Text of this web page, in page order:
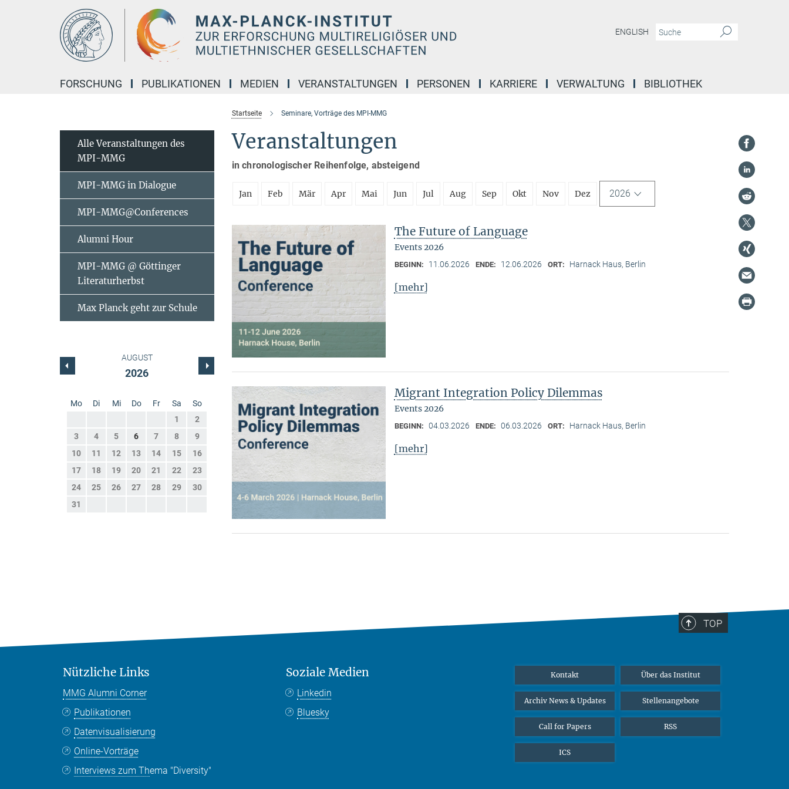
ENGLISH
FORSCHUNG PUBLIKATIONEN MEDIEN VERANSTALTUNGEN PERSONEN KARRIERE VERWALTUNG BIBLIOTHEK
Startseite Seminare, Vorträge des MPI-MMG
Veranstaltungen
in chronologischer Reihenfolge, absteigend
Jan Feb Mär Apr Mai Jun Jul Aug Sep Okt Nov Dez 2026
The Future of Language
Events 2026
BEGINN: 11.06.2026 ENDE: 12.06.2026 ORT: Harnack Haus, Berlin
[mehr]
Migrant Integration Policy Dilemmas
Events 2026
BEGINN: 04.03.2026 ENDE: 06.03.2026 ORT: Harnack Haus, Berlin
[mehr]
Alle Veranstaltungen des
MPI-MMG
MPI-MMG in Dialogue
MPI-MMG@Conferences
Alumni Hour
MPI-MMG @ Göttinger
Literaturherbst
Max Planck geht zur Schule
AUGUST
2026
Mo Di Mi Do Fr Sa
So
1
2
3
4 5 6 7 8
9
10
11 12 13 14 15
16
17
18 19 20 21 22
23
24
25 26 27 28 29
30
31
TOP
Nützliche Links
MMG Alumni Corner
Publikationen
Datenvisualisierung
Online-Vorträge
Interviews zum Thema "Diversity"
Soziale Medien
Linkedin
Bluesky
Kontakt Über das Institut
Archiv News & Updates Stellenangebote
Call for Papers RSS
ICS